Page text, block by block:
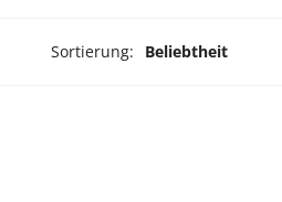
Sortierung: Beliebtheit